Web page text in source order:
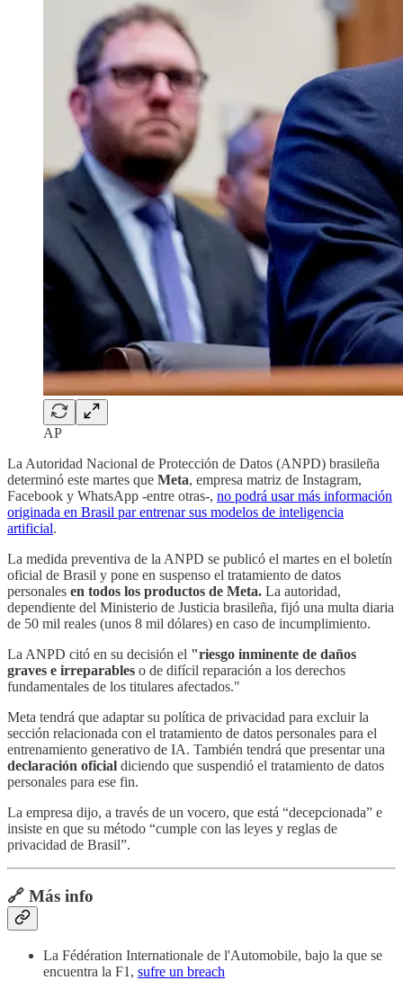
AP
La Autoridad Nacional de Protección de Datos (ANPD) brasileña
determinó este martes que Meta, empresa matriz de Instagram,
Facebook y WhatsApp -entre otras-, no podrá usar más información
originada en Brasil par entrenar sus modelos de inteligencia
artificial.
La medida preventiva de la ANPD se publicó el martes en el boletín
oficial de Brasil y pone en suspenso el tratamiento de datos
personales en todos los productos de Meta. La autoridad,
dependiente del Ministerio de Justicia brasileña, fijó una multa diaria
de 50 mil reales (unos 8 mil dólares) en caso de incumplimiento.
La ANPD citó en su decisión el "riesgo inminente de daños
graves e irreparables o de difícil reparación a los derechos
fundamentales de los titulares afectados."
Meta tendrá que adaptar su política de privacidad para excluir la
sección relacionada con el tratamiento de datos personales para el
entrenamiento generativo de IA. También tendrá que presentar una
declaración oficial diciendo que suspendió el tratamiento de datos
personales para ese fin.
La empresa dijo, a través de un vocero, que está “decepcionada” e
insiste en que su método “cumple con las leyes y reglas de
privacidad de Brasil”.
🔗 Más info
La Fédération Internationale de l'Automobile, bajo la que se
encuentra la F1, sufre un breach